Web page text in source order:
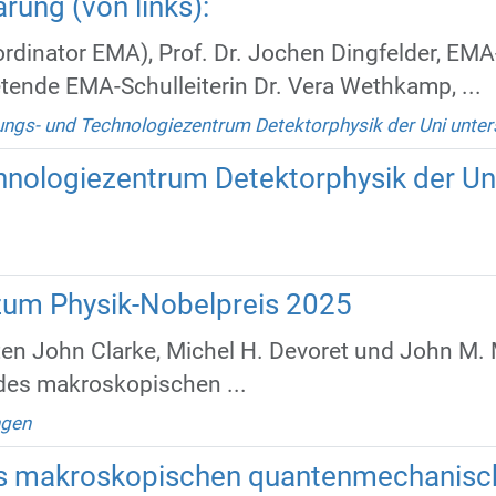
(von links):
EMA), Prof. Dr. Jochen Dingfelder,
EMA-Schulleiterin Dr. Vera Wethkamp, ...
und Technologiezentrum Detektorphysik der Uni
Detektorphysik der
Physik-Nobelpreis 2025
John Clarke, Michel H. Devoret und John
makroskopischen ...
makroskopischen